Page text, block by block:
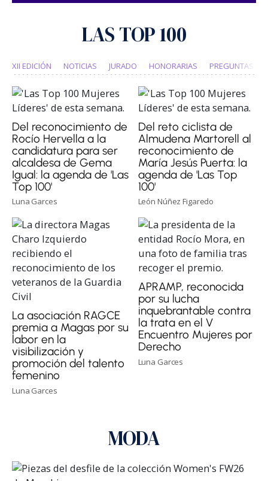
LAS TOP 100
XII EDICIÓN NOTICIAS JURADO HONORARIAS PREGUNTAS
Del reconocimiento de
Rocío Hervella a la
candidatura para ser
alcaldesa de Gema
Igual: la agenda de 'Las
Top 100'
Luna Garces
Del reto ciclista de
Almudena Martorell al
reconocimiento de
María Jesús Puerta: la
agenda de 'Las Top
100'
León Núñez Figaredo
La asociación RAGCE
premia a Magas por su
labor en la
visibilización y
promoción del talento
femenino
Luna Garces
APRAMP, reconocida
por su lucha
inquebrantable contra
la trata en el V
Encuentro Mujeres por
Derecho
Luna Garces
MODA